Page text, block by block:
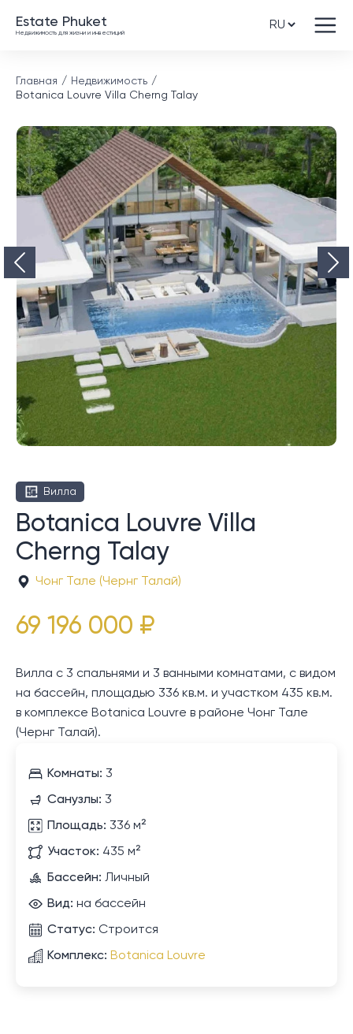
Estate Phuket
Недвижимость для жизни и инвестиций
Главная
Недвижимость
Botanica Louvre Villa Cherng Talay
Вилла
Botanica Louvre Villa
Cherng Talay
Чонг Тале (Чернг Талай)
69 196 000 ₽
Вилла с 3 спальнями и 3 ванными комнатами, с видом
на бассейн, площадью 336 кв.м. и участком 435 кв.м.
в комплексе Botanica Louvre в районе Чонг Тале
(Чернг Талай).
Комнаты: 3
Санузлы: 3
Площадь: 336 м²
Участок: 435 м²
Бассейн: Личный
Вид: на бассейн
Статус: Строится
Комплекс: Botanica Louvre